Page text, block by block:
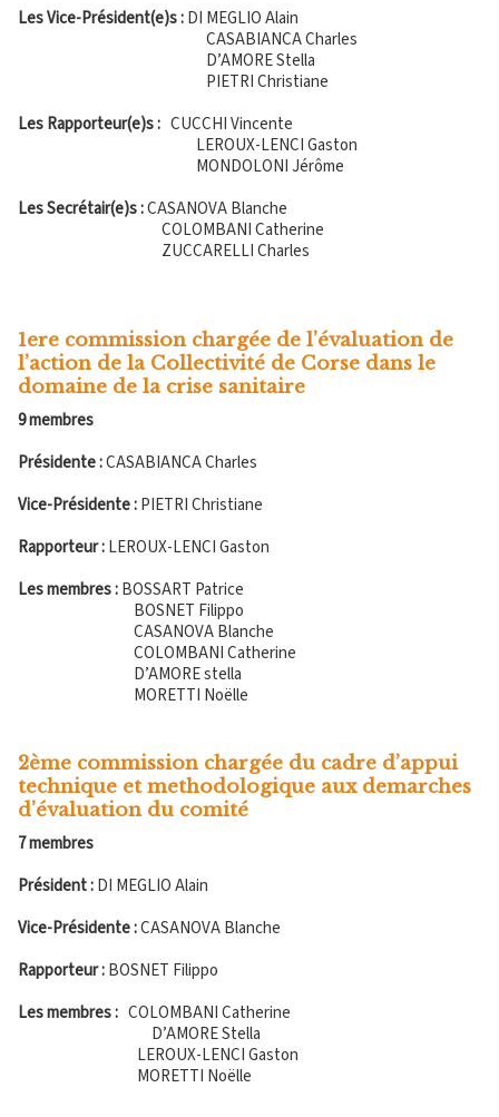
Les Vice-Président(e)s :DI MEGLIO Alain
CASABIANCA Charles
D’AMORE Stella
PIETRI Christiane
Les Rapporteur(e)s : CUCCHI Vincente
LEROUX-LENCI Gaston
MONDOLONI Jérôme
Les Secrétair(e)s :CASANOVA Blanche
COLOMBANI Catherine
ZUCCARELLI Charles
1ere commission chargée de l’évaluation de
l’action de la Collectivité de Corse dans le
domaine de la crise sanitaire
9 membres
Présidente :CASABIANCA Charles
Vice-Présidente :PIETRI Christiane
Rapporteur :LEROUX-LENCI Gaston
Les membres :BOSSART Patrice
BOSNET Filippo
CASANOVA Blanche
COLOMBANI Catherine
D’AMORE stella
MORETTI Noëlle
2ème commission chargée du cadre d’appui
technique et methodologique aux demarches
d’évaluation du comité
7 membres
Président :DI MEGLIO Alain
Vice-Présidente :CASANOVA Blanche
Rapporteur :BOSNET Filippo
Les membres : COLOMBANI Catherine
D’AMORE Stella
LEROUX-LENCI Gaston
MORETTI Noëlle